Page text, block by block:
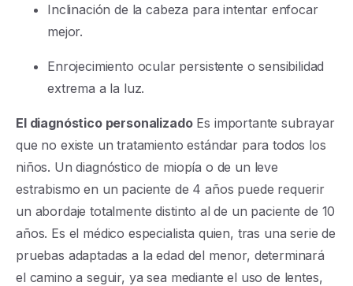
Inclinación de la cabeza para intentar enfocar
mejor.
Enrojecimiento ocular persistente o sensibilidad
extrema a la luz.
El diagnóstico personalizadoEs importante subrayar
que no existe un tratamiento estándar para todos los
niños. Un diagnóstico de miopía o de un leve
estrabismo en un paciente de 4 años puede requerir
un abordaje totalmente distinto al de un paciente de 10
años. Es el médico especialista quien, tras una serie de
pruebas adaptadas a la edad del menor, determinará
el camino a seguir, ya sea mediante el uso de lentes,